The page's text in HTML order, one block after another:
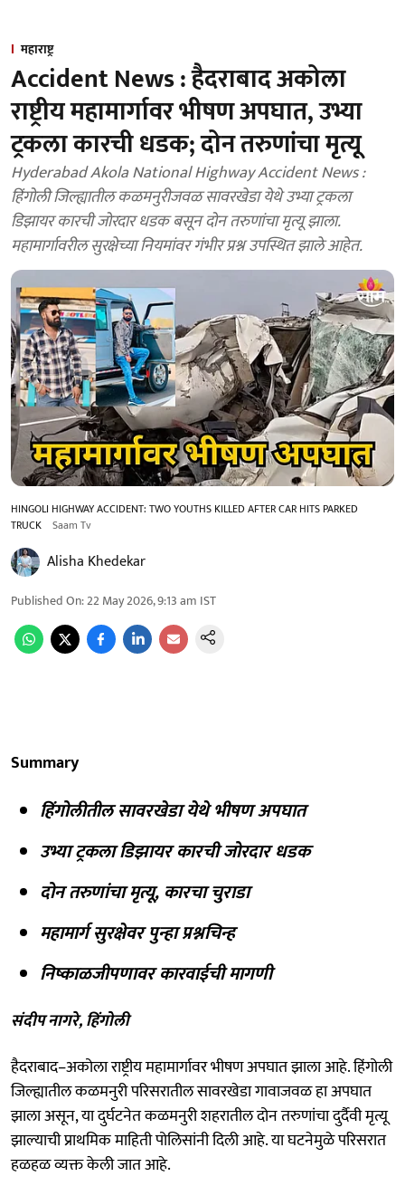
महाराष्ट्र
Accident News : हैदराबाद अकोला
राष्ट्रीय महामार्गावर भीषण अपघात, उभ्या
ट्रकला कारची धडक; दोन तरुणांचा मृत्यू
Hyderabad Akola National Highway Accident News :
हिंगोली जिल्ह्यातील कळमनुरीजवळ सावरखेडा येथे उभ्या ट्रकला
डिझायर कारची जोरदार धडक बसून दोन तरुणांचा मृत्यू झाला.
महामार्गावरील सुरक्षेच्या नियमांवर गंभीर प्रश्न उपस्थित झाले आहेत.
HINGOLI HIGHWAY ACCIDENT: TWO YOUTHS KILLED AFTER CAR HITS PARKED
TRUCK Saam Tv
Alisha Khedekar
Published On:22 May 2026, 9:13 am IST
Summary
हिंगोलीतील सावरखेडा येथे भीषण अपघात
उभ्या ट्रकला डिझायर कारची जोरदार धडक
दोन तरुणांचा मृत्यू, कारचा चुराडा
महामार्ग सुरक्षेवर पुन्हा प्रश्नचिन्ह
निष्काळजीपणावर कारवाईची मागणी
संदीप नागरे, हिंगोली
हैदराबाद–अकोला राष्ट्रीय महामार्गावर भीषण अपघात झाला आहे. हिंगोली
जिल्ह्यातील कळमनुरी परिसरातील सावरखेडा गावाजवळ हा अपघात
झाला असून, या दुर्घटनेत कळमनुरी शहरातील दोन तरुणांचा दुर्दैवी मृत्यू
झाल्याची प्राथमिक माहिती पोलिसांनी दिली आहे. या घटनेमुळे परिसरात
हळहळ व्यक्त केली जात आहे.